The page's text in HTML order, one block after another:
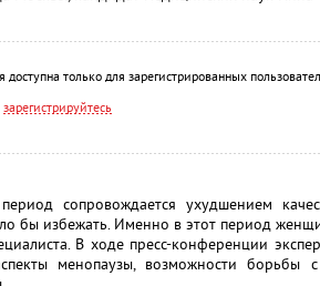
только для зарегистрированных
зарегистрируйтесь
сопровождается ухудшением
бы избежать. Именно в этот период
В ходе пресс-конференции
менопаузы, возможности борьбы